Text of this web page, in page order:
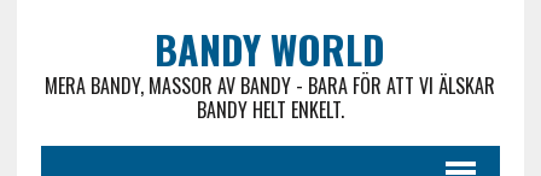
BANDY WORLD
MERA BANDY, MASSOR AV BANDY - BARA FÖR ATT VI ÄLSKAR
BANDY HELT ENKELT.